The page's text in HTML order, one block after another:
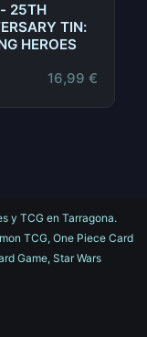
25TH
TIN:
HEROES
16,99 €
y TCG en Tarragona.
TCG, One Piece Card
Game, Star Wars